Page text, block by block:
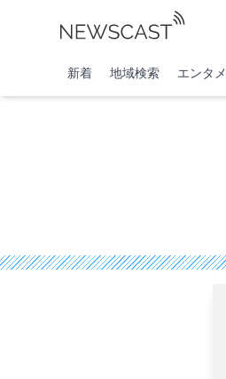
新着 地域検索 エンタメ